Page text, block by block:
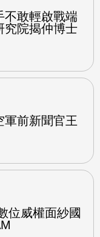
不敢輕啟戰端
究院揭仲博士
軍前新聞官王
位威權面紗國